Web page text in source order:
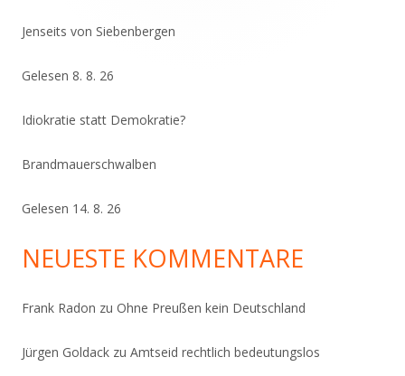
Jenseits von Siebenbergen
Gelesen 8. 8. 26
Idiokratie statt Demokratie?
Brandmauerschwalben
Gelesen 14. 8. 26
NEUESTE KOMMENTARE
Frank Radon zu Ohne Preußen kein Deutschland
Jürgen Goldack zu Amtseid rechtlich bedeutungslos